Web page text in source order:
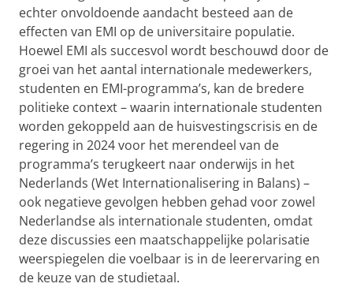
echter onvoldoende aandacht besteed aan de
effecten van EMI op de universitaire populatie.
Hoewel EMI als succesvol wordt beschouwd door de
groei van het aantal internationale medewerkers,
studenten en EMI-programma’s, kan de bredere
politieke context – waarin internationale studenten
worden gekoppeld aan de huisvestingscrisis en de
regering in 2024 voor het merendeel van de
programma’s terugkeert naar onderwijs in het
Nederlands (Wet Internationalisering in Balans) –
ook negatieve gevolgen hebben gehad voor zowel
Nederlandse als internationale studenten, omdat
deze discussies een maatschappelijke polarisatie
weerspiegelen die voelbaar is in de leerervaring en
de keuze van de studietaal.